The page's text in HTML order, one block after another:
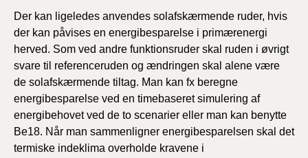
Der kan ligeledes anvendes solafskærmende ruder, hvis
der kan påvises en energibesparelse i primærenergi
herved. Som ved andre funktionsruder skal ruden i øvrigt
svare til referenceruden og ændringen skal alene være
de solafskærmende tiltag. Man kan fx beregne
energibesparelse ved en timebaseret simulering af
energibehovet ved de to scenarier eller man kan benytte
Be18. Når man sammenligner energibesparelsen skal det
termiske indeklima overholde kravene i